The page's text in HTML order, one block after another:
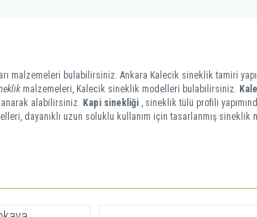
malzemeleri bulabilirsiniz. Ankara Kalecik sineklik tamiri
malzemeleri, Kalecik sineklik modelleri bulabilirsiniz.
alabilirsiniz. Kapi sinekliği , sineklik tülü profili
dayanıklı uzun soluklu kullanım için tasarlanmış